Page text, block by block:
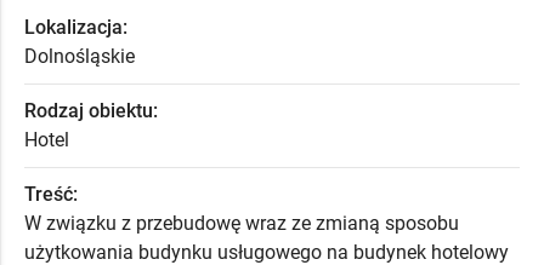
Lokalizacja:
Dolnośląskie
Rodzaj obiektu:
Hotel
Treść:
W związku z przebudowę wraz ze zmianą sposobu
użytkowania budynku usługowego na budynek hotelowy